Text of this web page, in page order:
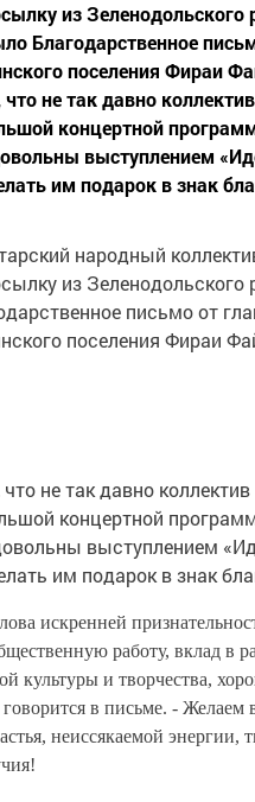
из Зеленодольского
Благодарственное
поселения Фираи
не так давно
концертной
выступлением
им подарок в знак
народный
из Зеленодольского
письмо от
поселения Фираи
не так давно
концертной
выступлением
им подарок в знак
искренней
работу, вклад в
культуры и творчества,
в письме. - Желаем
неиссякаемой энергии,